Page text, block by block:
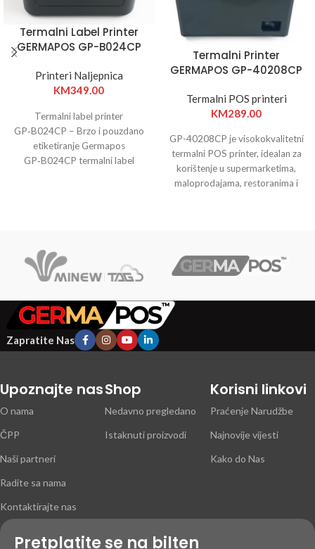
Termalni Label Printer
GERMAPOS GP-B024CP
Printeri Naljepnica
KM349.00
Termalni label printer
GP‑B024CP – Brzo i pouzdano
etiketiranje Germapos
GP‑B024CP termalni label
Termalni Printer
GERMAPOS GP-40208CP
Termalni POS printeri
KM289.00
GP-40208CP je visokokvalitetni
termalni POS printer, idealan za
korištenje u supermarketima,
maloprodajama, restoranima i
Zapratite Nas
Upoznajte nas
O nama
ČPP
Naši partneri
Radite sa nama
Kontaktirajte nas
Shop
Nedavno pregledano
Istaknuti proizvodi
Korisni linkovi
Praćenje Narudžbe
Najnovije vijesti
Kako do Nas
Pretplatite se na bilten